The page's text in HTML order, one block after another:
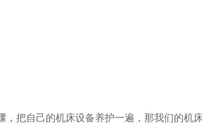
把自己的机床设备养护一遍，那我们的机